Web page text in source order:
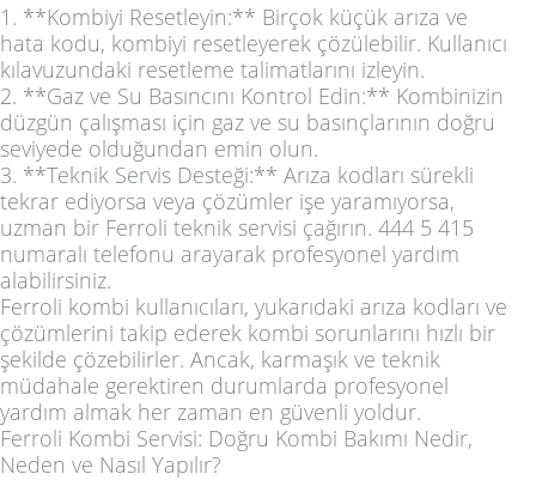
1. **Kombiyi Resetleyin:** Birçok küçük arıza ve
hata kodu, kombiyi resetleyerek çözülebilir. Kullanıcı
kılavuzundaki resetleme talimatlarını izleyin.
2. **Gaz ve Su Basıncını Kontrol Edin:** Kombinizin
düzgün çalışması için gaz ve su basınçlarının doğru
seviyede olduğundan emin olun.
3. **Teknik Servis Desteği:** Arıza kodları sürekli
tekrar ediyorsa veya çözümler işe yaramıyorsa,
uzman bir Ferroli teknik servisi çağırın. 444 5 415
numaralı telefonu arayarak profesyonel yardım
alabilirsiniz.
Ferroli kombi kullanıcıları, yukarıdaki arıza kodları ve
çözümlerini takip ederek kombi sorunlarını hızlı bir
şekilde çözebilirler. Ancak, karmaşık ve teknik
müdahale gerektiren durumlarda profesyonel
yardım almak her zaman en güvenli yoldur.
Ferroli Kombi Servisi: Doğru Kombi Bakımı Nedir,
Neden ve Nasıl Yapılır?